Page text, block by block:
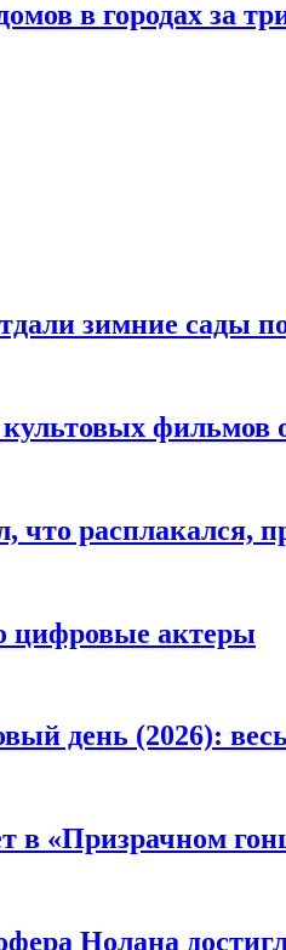
в городах за
зимние сады
фильмов
что расплакался,
цифровые актеры
день (2026):
в «Призрачном
Нолана